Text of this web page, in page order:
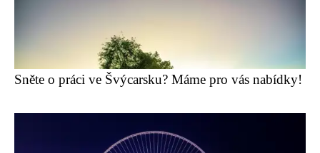
Sněte o práci ve Švýcarsku? Máme pro vás nabídky!